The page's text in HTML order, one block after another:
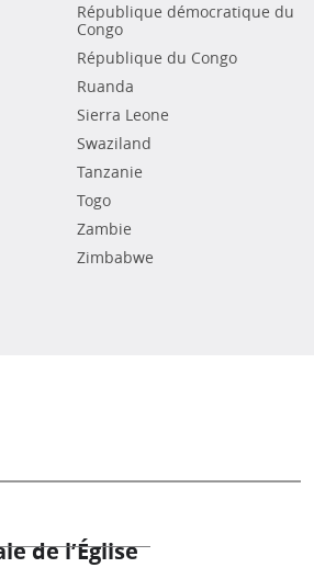
République démocratique du
Congo
République du Congo
Ruanda
Sierra Leone
Swaziland
Tanzanie
Togo
Zambie
Zimbabwe
de l’Église